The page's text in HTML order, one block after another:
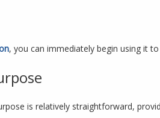
, you can immediately begin using it
is relatively straightforward,